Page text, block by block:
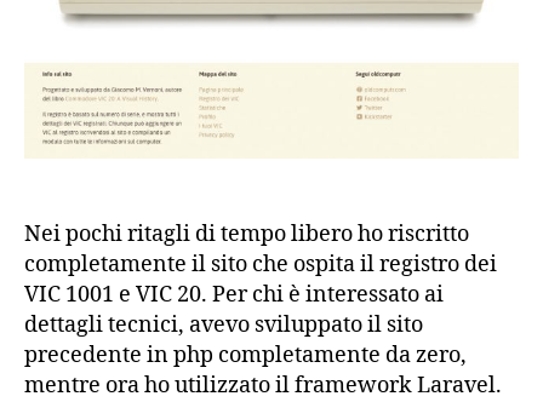
Nei pochi ritagli di tempo libero ho riscritto
completamente il sito che ospita il registro dei
VIC 1001 e VIC 20. Per chi è interessato ai
dettagli tecnici, avevo sviluppato il sito
precedente in php completamente da zero,
mentre ora ho utilizzato il framework Laravel.